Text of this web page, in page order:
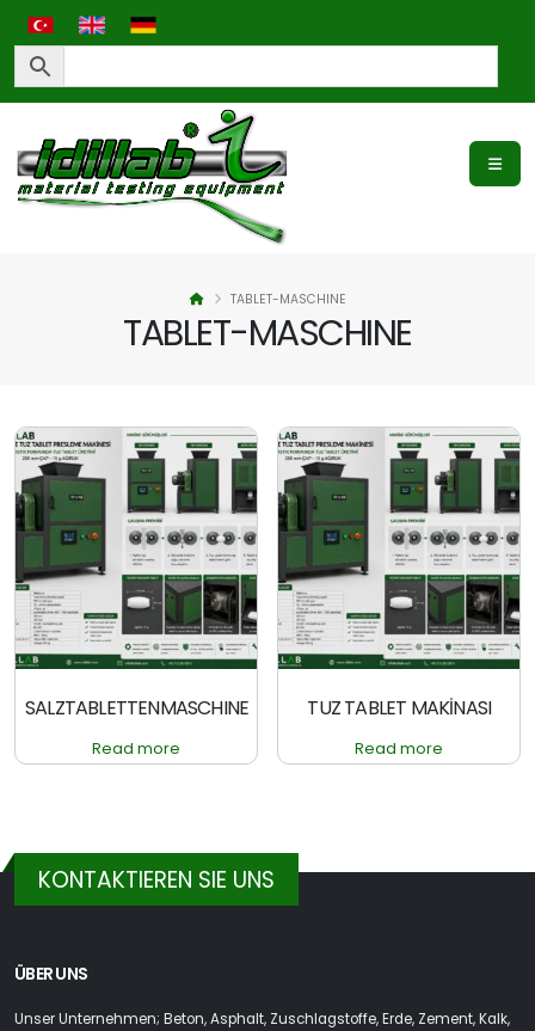
TABLET-MASCHINE
TABLET-MASCHINE
SALZTABLETTENMASCHINE
Read more
TUZ TABLET MAKİNASI
Read more
KONTAKTIEREN SIE UNS
ÜBER UNS
Unser Unternehmen; Beton, Asphalt, Zuschlagstoffe, Erde, Zement, Kalk,